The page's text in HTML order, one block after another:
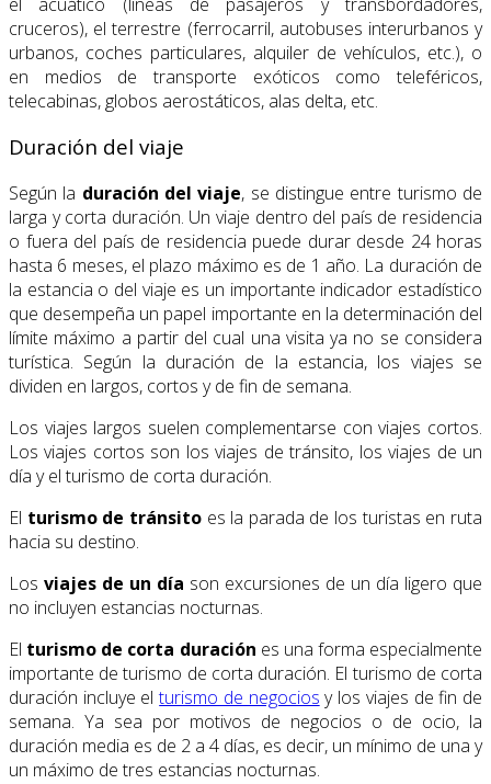
cruceros), el terrestre (ferrocarril, autobuses interurbanos y
urbanos, coches particulares, alquiler de vehículos, etc.), o
en medios de transporte exóticos como teleféricos,
telecabinas, globos aerostáticos, alas delta, etc.
Duración del viaje
Según la duración del viaje, se distingue entre turismo de
larga y corta duración. Un viaje dentro del país de residencia
o fuera del país de residencia puede durar desde 24 horas
hasta 6 meses, el plazo máximo es de 1 año. La duración de
la estancia o del viaje es un importante indicador estadístico
que desempeña un papel importante en la determinación del
límite máximo a partir del cual una visita ya no se considera
turística. Según la duración de la estancia, los viajes se
dividen en largos, cortos y de fin de semana.
Los viajes largos suelen complementarse con viajes cortos.
Los viajes cortos son los viajes de tránsito, los viajes de un
día y el turismo de corta duración.
El turismo de tránsitoes la parada de los turistas en ruta
hacia su destino.
Los viajes de un día son excursiones de un día ligero que
no incluyen estancias nocturnas.
El turismo de corta duración es una forma especialmente
importante de turismo de corta duración. El turismo de corta
duración incluye elturismo de negocios y los viajes de fin de
semana. Ya sea por motivos de negocios o de ocio, la
duración media es de 2 a 4 días, es decir, un mínimo de una y
un máximo de tres estancias nocturnas.